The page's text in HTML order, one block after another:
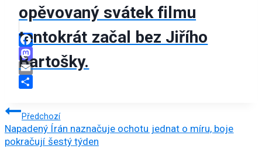
opěvovaný svátek filmu
tentokrát začal bez Jiřího
Bartošky.
Facebook
Mastodon
Email
Navigace
pro
Předchozí
Napadený Írán naznačuje ochotu jednat o míru, boje
pokračují šestý týden